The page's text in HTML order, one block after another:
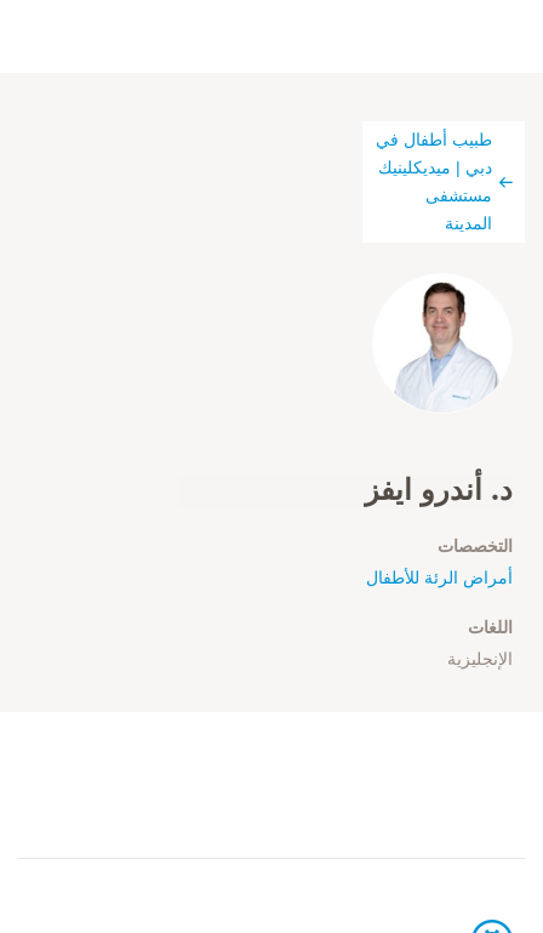
طبيب أطفال في
دبي | ميديكلينيك
مستشفى
المدينة
د. أندرو ايفز
التخصصات
أمراض الرئة للأطفال
اللغات
الإنجليزية